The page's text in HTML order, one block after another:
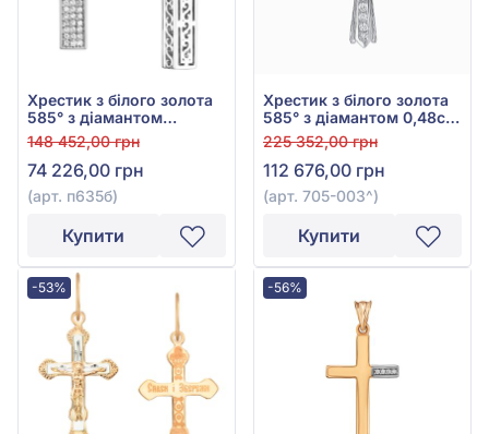
Хрестик з білого золота
585° з діамантом
0,395ct, арт. п635б
148 452,00 грн
74 226,00 грн
(арт. п635б)
Купити
Хрестик з білого золота
585° з діамантом 0,48ct,
арт. 705-003
225 352,00 грн
112 676,00 грн
(арт. 705-003^)
Купити
-53% -56%